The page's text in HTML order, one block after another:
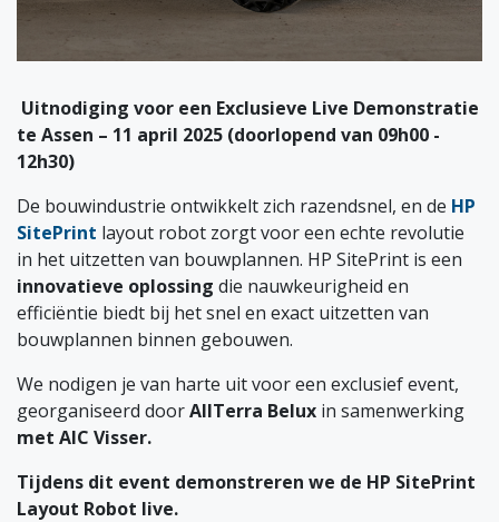
Uitnodiging voor een Exclusieve Live Demonstratie
te Assen – 11 april 2025 (doorlopend van 09h00 -
12h30)
De bouwindustrie ontwikkelt zich razendsnel, en de HP
SitePrint layout robot zorgt voor een echte revolutie
in het uitzetten van bouwplannen. HP SitePrint is een
innovatieve oplossing die nauwkeurigheid en
efficiëntie biedt bij het snel en exact uitzetten van
bouwplannen binnen gebouwen.
We nodigen je van harte uit voor een exclusief event,
georganiseerd doorAllTerra Belux in samenwerking
met AIC Visser.
Tijdens dit event demonstreren we de HP SitePrint
Layout Robot live.